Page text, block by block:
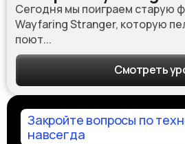
Сегодня мы поиграем старую
Wayfaring Stranger, которую
поют...
Смотреть
Закройте вопросы по
навсегда